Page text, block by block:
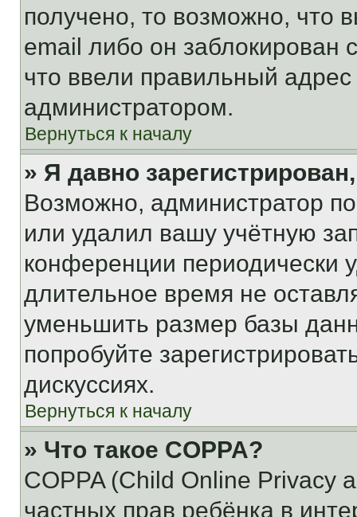
получено, то возможно, что
email либо он
что ввели правильный адрес
администратором.
Вернуться к началу
» Я давно
Возможно, администратор
или удалил вашу учётную
конференции периодически
длительное время не
уменьшить размер базы
попробуйте
дискуссиях.
Вернуться к началу
» Что такое COPPA?
COPPA (Child Online Privacy
частных прав ребёнка в